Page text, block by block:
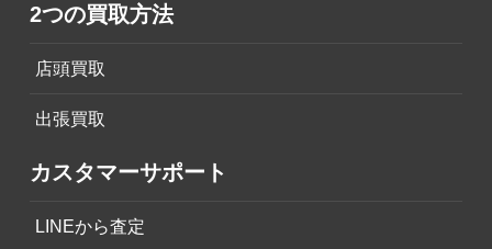
2つの買取方法
店頭買取
出張買取
カスタマーサポート
LINEから査定